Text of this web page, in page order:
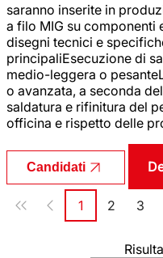
saranno inserite in
a filo MIG su componenti
disegni tecnici e
principaliEsecuzione di
medio-leggera o
o avanzata, a seconda
saldatura e rifinitura del
officina e rispetto delle
Candidati
Paginazione
Pagina
1 Pagina
2 3